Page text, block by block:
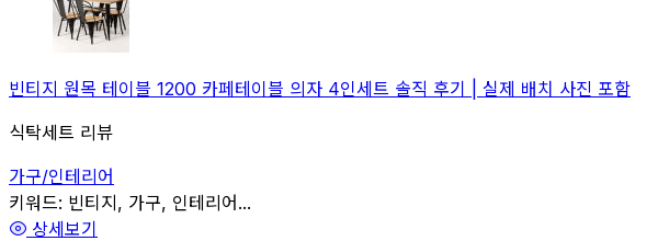
빈티지 원목 테이블 1200 카페테이블 의자 4인세트 솔직 후기 | 실제 배치 사진 포함
식탁세트 리뷰
가구/인테리어
관련
키워드: 빈티지, 가구, 인테리어...
상세보기